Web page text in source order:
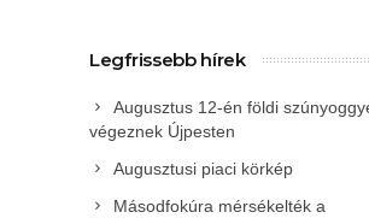
Legfrissebb hírek
Augusztus 12-én földi
végeznek Újpesten
Augusztusi piaci körkép
Másodfokúra mérsékelték a